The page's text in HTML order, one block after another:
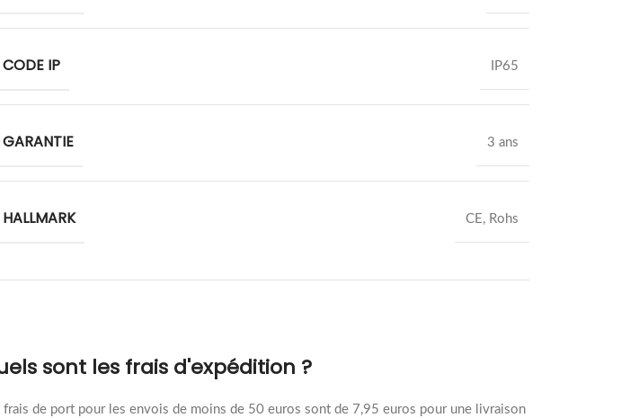
CODE IP IP65
GARANTIE 3 ans
HALLMARK CE, Rohs
sont les frais d'expédition ?
frais de port pour les envois de moins de 50 euros sont de 7,95 euros pour une livraison